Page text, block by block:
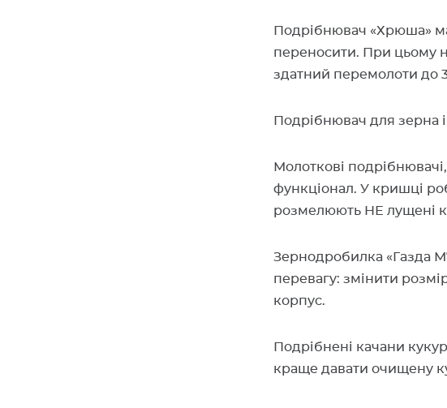
Подрібнювач «Хрюша»
переносити. При цьому
здатний перемолоти до
Подрібнювач для зерна
Молоткові
функціонал. У кришці
розмелюють НЕ лущені
Зернодробилка «Газда
перевагу: змінити
корпус.
Подрібнені качани
краще давати очищену